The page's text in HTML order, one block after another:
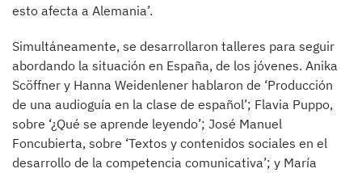
esto afecta a Alemania’.
Simultáneamente, se desarrollaron talleres para seguir
abordando la situación en España, de los jóvenes. Anika
Scöffner y Hanna Weidenlener hablaron de ‘Producción
de una audioguía en la clase de español’; Flavia Puppo,
sobre ‘¿Qué se aprende leyendo’; José Manuel
Foncubierta, sobre ‘Textos y contenidos sociales en el
desarrollo de la competencia comunicativa’; y María